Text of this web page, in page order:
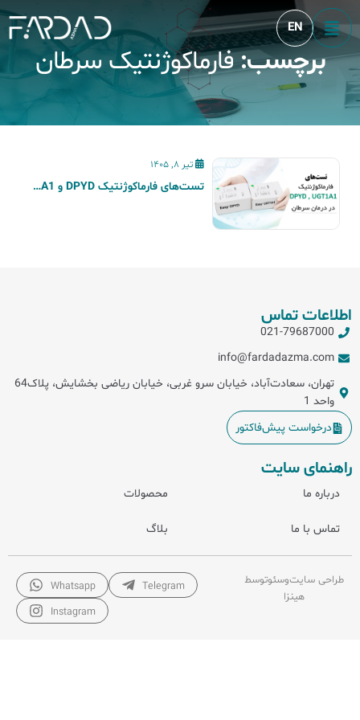
EN
Blog برچسب:فارماکوژنتیک سرطان
تیر 8, 1405
تست‌های فارماکوژنتیک DPYD و UGT1A1 در درمان سرطان
اطلاعات تماس
021-79687000
info@fardadazma.com
تهران، سعادت‌آباد، خیابان سرو غربی، خیابان ریاضی بخشایش، پلاک64
واحد 1
راهنمای سایت
درباره ما محصولات
تماس با ما بلاگ
درخواست پیش‌فاکتور
طراحی سایتوسئوتوسط
هینزا
Whatsapp
Telegram
Instagram